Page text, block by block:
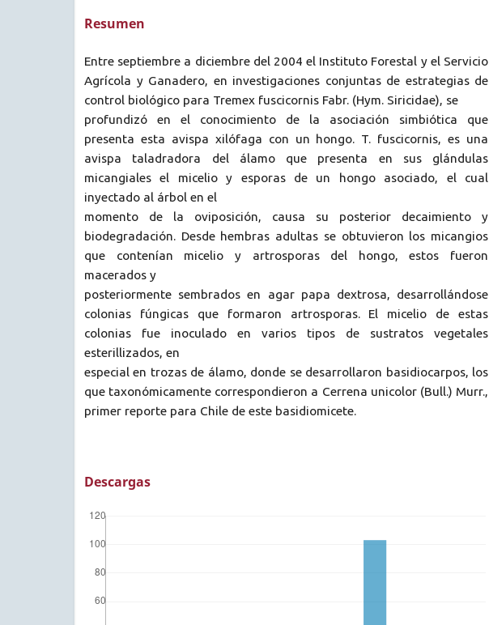
Resumen
Entre septiembre a diciembre del 2004 el Instituto Forestal y el Servicio
Agrícola y Ganadero, en investigaciones conjuntas de estrategias de
control biológico para Tremex fuscicornis Fabr. (Hym. Siricidae), se
profundizó en el conocimiento de la asociación simbiótica que
presenta esta avispa xilófaga con un hongo. T. fuscicornis, es una
avispa taladradora del álamo que presenta en sus glándulas
micangiales el micelio y esporas de un hongo asociado, el cual
inyectado al árbol en el
momento de la oviposición, causa su posterior decaimiento y
biodegradación. Desde hembras adultas se obtuvieron los micangios
que contenían micelio y artrosporas del hongo, estos fueron
macerados y
posteriormente sembrados en agar papa dextrosa, desarrollándose
colonias fúngicas que formaron artrosporas. El micelio de estas
colonias fue inoculado en varios tipos de sustratos vegetales
esterillizados, en
especial en trozas de álamo, donde se desarrollaron basidiocarpos, los
que taxonómicamente correspondieron a Cerrena unicolor (Bull.) Murr.,
primer reporte para Chile de este basidiomicete.
Descargas